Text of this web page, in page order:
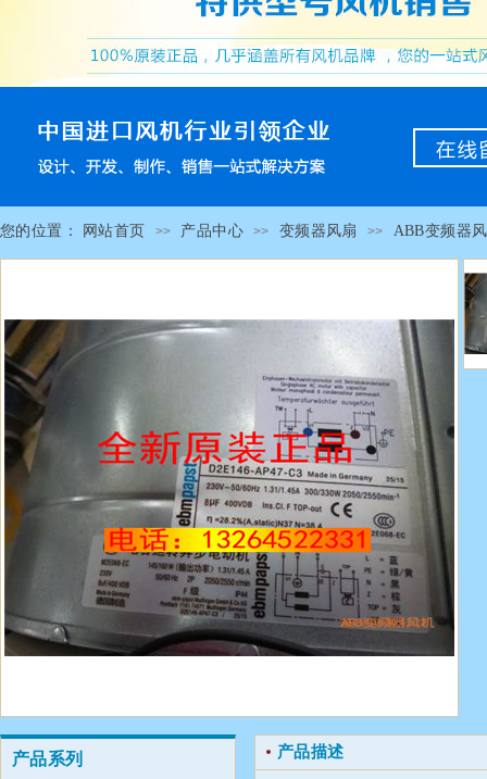
您的位置： 网站首页 >> 产品中心 >> 变频器风扇 >> ABB变频器
产品系列 产品描述